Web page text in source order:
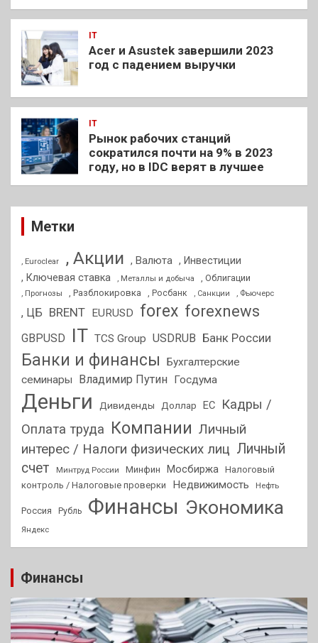
IT
Acer и Asustek завершили 2023
год с падением выручки
IT
Рынок рабочих станций
сократился почти на 9% в 2023
году, но в IDC верят в лучшее
Метки
, Euroclear , Акции , Валюта , Инвестиции
, Ключевая ставка
, Металлы и добыча , Облигации
, Прогнозы , Разблокировка , Росбанк , Санкции , Фьючерс
, ЦБ BRENT EURUSD forex forexnews
GBPUSD IT TCS Group USDRUB Банк России
Банки и финансы
Бухгалтерские
семинары
Владимир Путин Госдума
Деньги Дивиденды Доллар ЕС
Кадры /
Оплата труда Компании Личный
интерес / Налоги физических лиц Личный
счет
Минтруд России Минфин Мосбиржа Налоговый
контроль / Налоговые проверки
Недвижимость Нефть
Россия Рубль Финансы Экономика
Яндекс
Финансы